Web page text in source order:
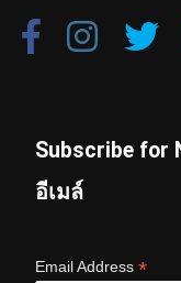
Subscribe for
อีเมล์
Email Address*